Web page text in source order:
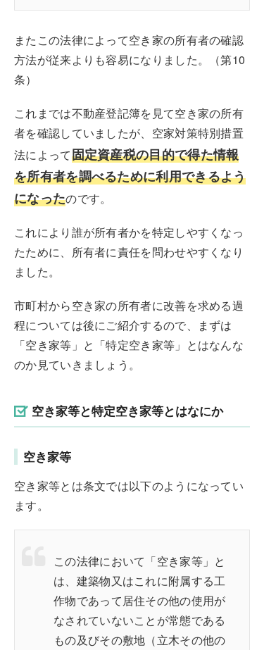
またこの法律によって空き家の所有者の確認
方法が従来よりも容易になりました。（第10
条）
これまでは不動産登記簿を見て空き家の所有
者を確認していましたが、空家対策特別措置
法によって固定資産税の目的で得た情報
を所有者を調べるために利用できるよう
になったのです。
これにより誰が所有者かを特定しやすくなっ
たために、所有者に責任を問わせやすくなり
ました。
市町村から空き家の所有者に改善を求める過
程については後にご紹介するので、まずは
「空き家等」と「特定空き家等」とはなんな
のか見ていきましょう。
空き家等と特定空き家等とはなにか
空き家等
空き家等とは条文では以下のようになってい
ます。
この法律において「空き家等」と
は、建築物又はこれに附属する工
作物であって居住その他の使用が
なされていないことが常態である
もの及びその敷地（立木その他の